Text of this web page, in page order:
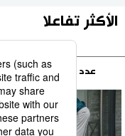
الأكثر تفاعلا
عدد الزيارات